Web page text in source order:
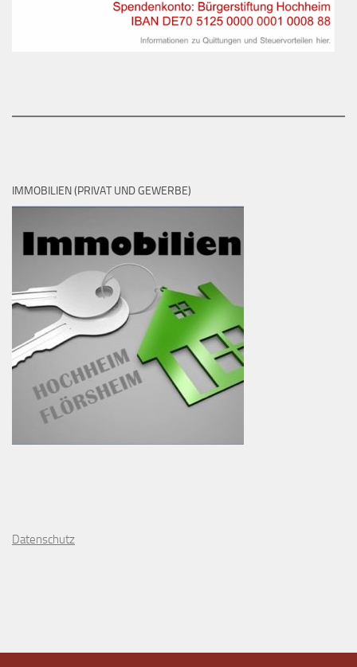
IMMOBILIEN (PRIVAT UND GEWERBE)
Datenschutz